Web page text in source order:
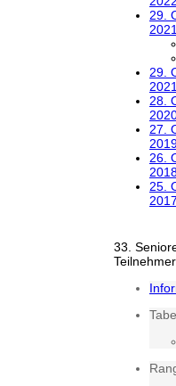
29.
29.
28.
27.
26.
25.
2017
33.